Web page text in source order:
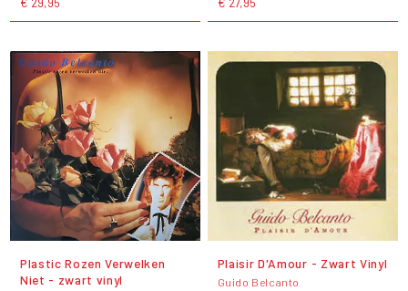
Plastic Rozen Verwelken
Niet - zwart vinyl
Plaisir D'Amour - Zwart Vinyl
Guido Belcanto